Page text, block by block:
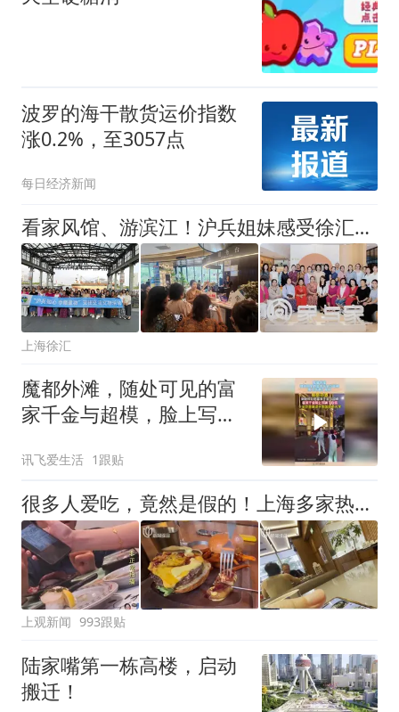
波罗的海干散货运价指数
涨0.2%，至3057点
每日经济新闻
看家风馆、游滨江！沪兵姐妹感受徐汇发展魅力
上海徐汇
魔都外滩，随处可见的富
家千金与超模，脸上写满
讯飞爱生活 1跟贴
很多人爱吃，竟然是假的！上海多家热门餐饮店被曝光，网友热议
上观新闻 993跟贴
陆家嘴第一栋高楼，启动
搬迁！